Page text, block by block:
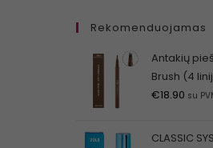
Rekomenduojamas
Antakių
Brush (4
€18.90 su
CLASSIC